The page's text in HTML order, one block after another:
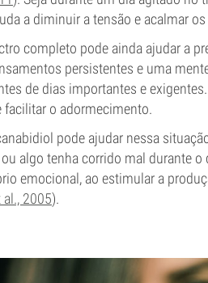
a diminuir a tensão e acalmar
completo pode ainda ajudar a
persistentes e uma
de dias importantes e
facilitar o adormecimento.
pode ajudar nessa
algo tenha corrido mal durante o
emocional, ao estimular a
al., 2005).